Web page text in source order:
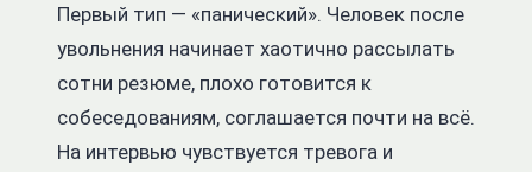
Первый тип — «панический». Человек после
увольнения начинает хаотично рассылать
сотни резюме, плохо готовится к
собеседованиям, соглашается почти на всё.
На интервью чувствуется тревога и